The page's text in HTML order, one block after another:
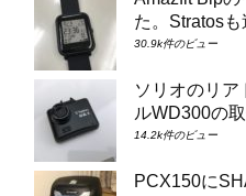
た。Stratosも
30.9k件のビュー
ソリオのリア
ルWD300の
14.2k件のビュー
PCX150に